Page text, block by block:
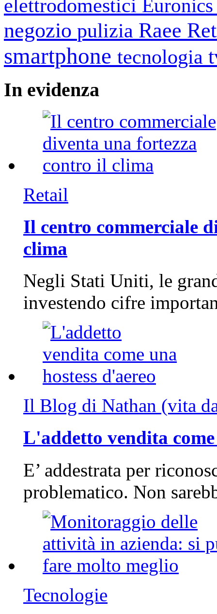
elettrodomestici
negozio pulizia Raee
smartphone tecnologia
In evidenza
Retail
Il centro commerciale
clima
Negli Stati Uniti, le
investendo cifre
Il Blog di Nathan (vita
L'addetto vendita
E’ addestrata per
problematico. Non
Tecnologie